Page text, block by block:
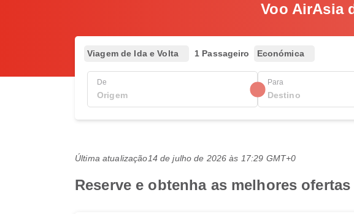
Voo AirAsia
Viagem de Ida e Volta 1 Passageiro Económica
De Para
Última atualização14 de julho de 2026 às 17:29 GMT+0
Reserve e obtenha as melhores